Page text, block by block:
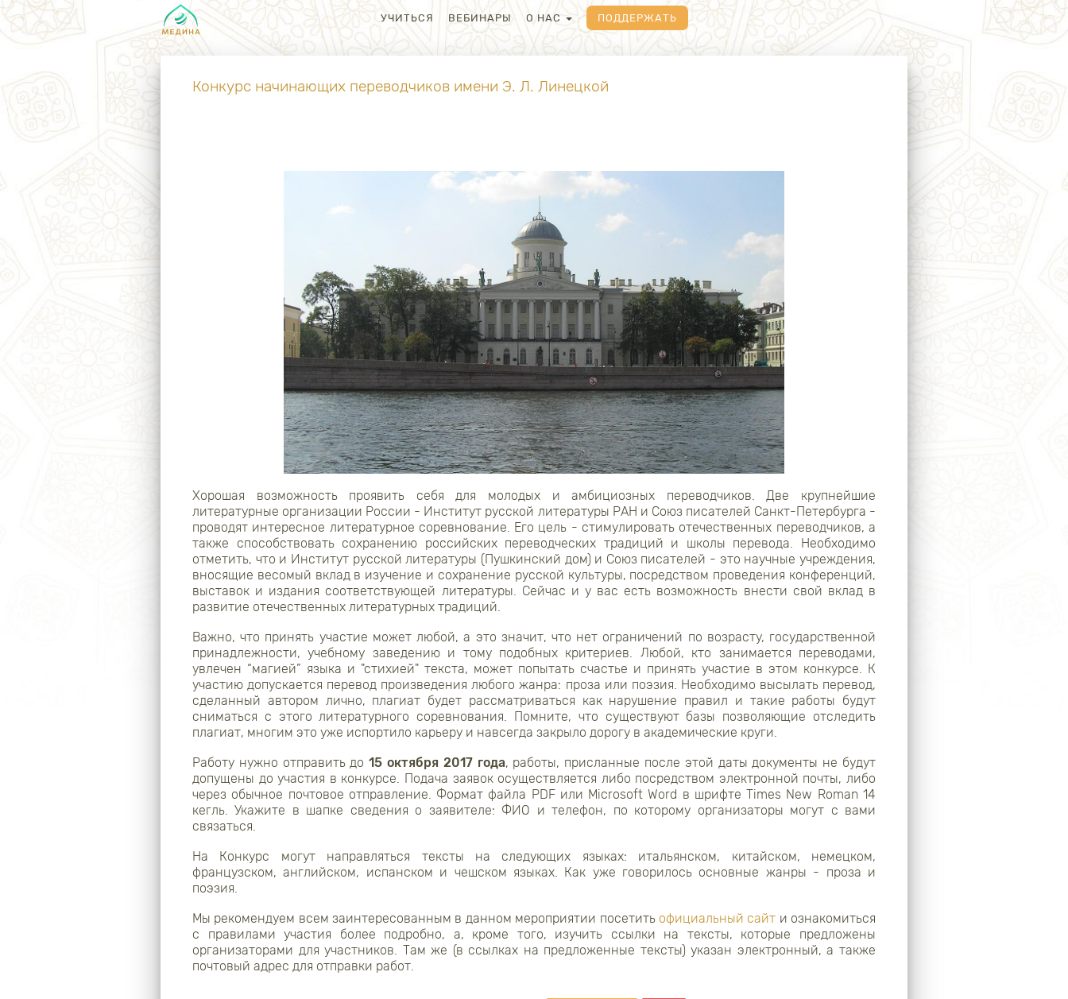
УЧИТЬСЯ ВЕБИНАРЫ О НАС ПОДДЕРЖАТЬ
Конкурс начинающих переводчиков имени Э. Л. Линецкой
Хорошая возможность проявить себя для молодых и амбициозных переводчиков. Две крупнейшие
литературные организации России - Институт русской литературы РАН и Союз писателей Санкт-Петербурга -
проводят интересное литературное соревнование. Его цель - стимулировать отечественных переводчиков, а
также способствовать сохранению российских переводческих традиций и школы перевода. Необходимо
отметить, что и Институт русской литературы (Пушкинский дом) и Союз писателей - это научные учреждения,
вносящие весомый вклад в изучение и сохранение русской культуры, посредством проведения конференций,
выставок и издания соответствующей литературы. Сейчас и у вас есть возможность внести свой вклад в
развитие отечественных литературных традиций.
Важно, что принять участие может любой, а это значит, что нет ограничений по возрасту, государственной
принадлежности, учебному заведению и тому подобных критериев. Любой, кто занимается переводами,
увлечен “магией” языка и "стихией" текста, может попытать счастье и принять участие в этом конкурсе. К
участию допускается перевод произведения любого жанра: проза или поэзия. Необходимо высылать перевод,
сделанный автором лично, плагиат будет рассматриваться как нарушение правил и такие работы будут
сниматься с этого литературного соревнования. Помните, что существуют базы позволяющие отследить
плагиат, многим это уже испортило карьеру и навсегда закрыло дорогу в академические круги.
Работу нужно отправить до15 октября 2017 года, работы, присланные после этой даты документы не будут
допущены до участия в конкурсе. Подача заявок осуществляется либо посредством электронной почты, либо
через обычное почтовое отправление. Формат файла PDF или Microsoft Word в шрифте Times New Roman 14
кегль. Укажите в шапке сведения о заявителе: ФИО и телефон, по которому организаторы могут с вами
связаться.
На Конкурс могут направляться тексты на следующих языках: итальянском, китайском, немецком,
французском, английском, испанском и чешском языках. Как уже говорилось основные жанры - проза и
поэзия.
Мы рекомендуем всем заинтересованным в данном мероприятии посетить официальный сайт и ознакомиться
с правилами участия более подробно, а, кроме того, изучить ссылки на тексты, которые предложены
организаторами для участников. Там же (в ссылках на предложенные тексты) указан электронный, а также
почтовый адрес для отправки работ.